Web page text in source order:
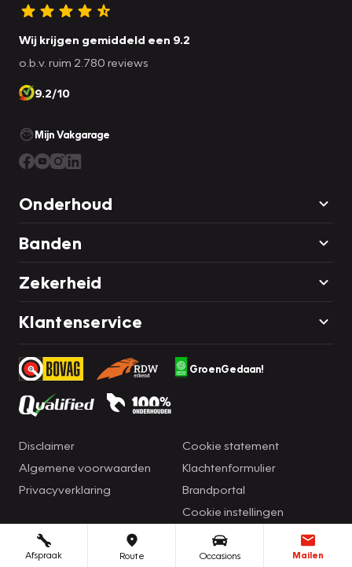
Afspraak Route Occasions Mailen
Wij krijgen gemiddeld een 9.2
o.b.v. ruim 2.780 reviews
9.2/10
Mijn Vakgarage
Onderhoud
Banden
Zekerheid
Klantenservice
GroenGedaan!
Disclaimer
Algemene voorwaarden
Privacyverklaring
Cookie statement
Klachtenformulier
Brandportal
Cookie instellingen